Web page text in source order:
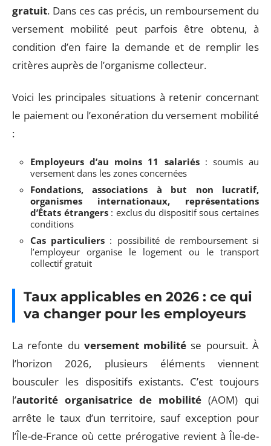
gratuit. Dans ces cas précis, un remboursement du
versement mobilité peut parfois être obtenu, à
condition d’en faire la demande et de remplir les
critères auprès de l’organisme collecteur.
Voici les principales situations à retenir concernant
le paiement ou l’exonération du versement mobilité
:
Employeurs d’au moins 11 salariés: soumis au
versement dans les zones concernées
Fondations, associations à but non lucratif,
organismes internationaux, représentations
d’États étrangers: exclus du dispositif sous certaines
conditions
Cas particuliers : possibilité de remboursement si
l’employeur organise le logement ou le transport
collectif gratuit
Taux applicables en 2026 : ce qui
va changer pour les employeurs
La refonte du versement mobilité se poursuit. À
l’horizon 2026, plusieurs éléments viennent
bousculer les dispositifs existants. C’est toujours
l’autorité organisatrice de mobilité (AOM) qui
arrête le taux d’un territoire, sauf exception pour
l’Île-de-France où cette prérogative revient à Île-de-